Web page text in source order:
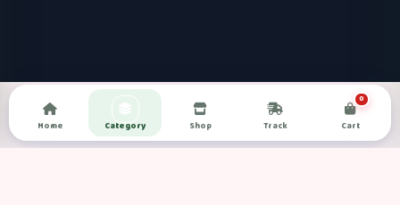
Home Category Shop Track
0
Cart